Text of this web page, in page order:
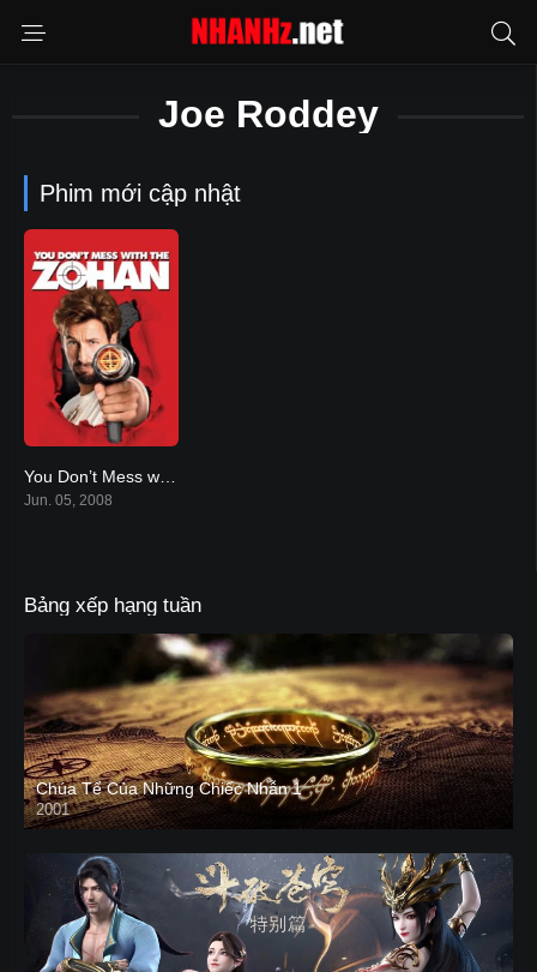
Joe Roddey
Phim mới cập nhật
5.5
Jun. 05, 2008
Bảng xếp hạng tuần
Chúa Tể Của Những Chiếc Nhẫn 1
2001